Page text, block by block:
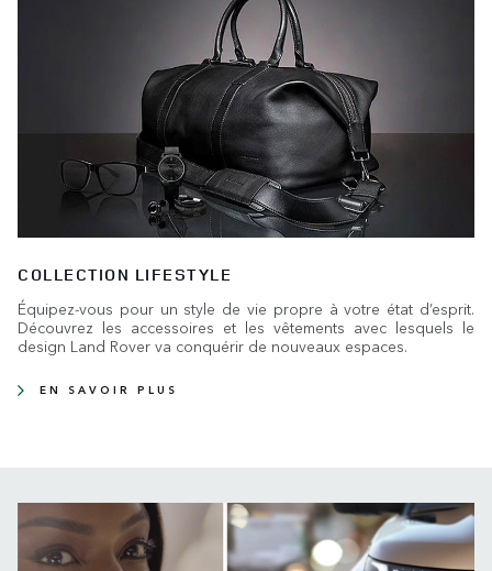
COLLECTION LIFESTYLE
Équipez-vous pour un style de vie propre à votre état d’esprit.
Découvrez les accessoires et les vêtements avec lesquels le
design Land Rover va conquérir de nouveaux espaces.
EN SAVOIR PLUS